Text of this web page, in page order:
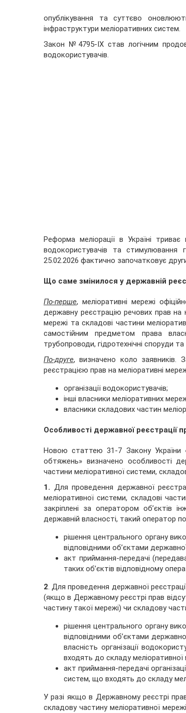
опублікування та суттєво
інфраструктури меліоративних систем.
Закон №4795-IX став логічним
водокористувачів.
Реформа меліорації в Україні
водокористувачів та стимулювання
25.02.2026 фактично започатковує
Що саме змінилося у державній
По-перше, меліоративні мережі
державну реєстрацію речових прав
мережі та складові частини
самостійним предметом права
трубопроводи, гідротехнічні споруди
По-друге, визначено коло
реєстрацією прав на меліоративні
організації водокористувачів;
інші власники меліоративних
власники складових частин
Особливості державної реєстрації
Новою статтею 31-7 Закону України
обтяжень» визначено особливості
частини меліоративної системи,
1. Для проведення державної
меліоративної системи, складові
закріплені за оператором об’єктів
державній власності, такий оператор
рішення центрального органу
відповідними об’єктами
акт приймання-передачі
таких об’єктів відповідному
2. Для проведення державної
(якщо в Державному реєстрі прав
частину такої мережі) чи складову
рішення центрального органу
відповідними об’єктами
власність організації
входять до складу меліоративної
акт приймання-передачі
систем, що входять до складу
У разі якщо в Державному реєстрі
складову частину меліоративної